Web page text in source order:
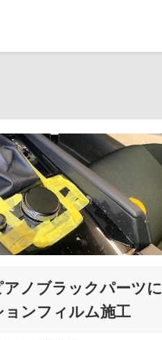
ノブラックパーツに
ョンフィルム施工